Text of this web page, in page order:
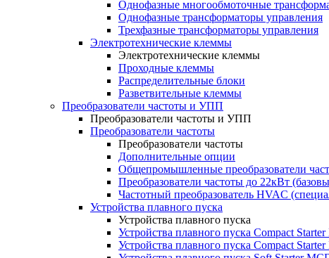
Однофазные многообмоточные
Однофазные трансформаторы управления
Трехфазные трансформаторы управления
Электротехнические клеммы
Электротехнические клеммы
Проходные клеммы
Распределительные блоки
Разветвительные клеммы
Преобразователи частоты и УПП
Преобразователи частоты и УПП
Преобразователи частоты
Преобразователи частоты
Дополнительные опции
Общепромышленные преобразователи
Преобразователи частоты до 22кВт
Частотный преобразователь HVAC
Устройства плавного пуска
Устройства плавного пуска
Устройства плавного пуска Compact
Устройства плавного пуска Compact